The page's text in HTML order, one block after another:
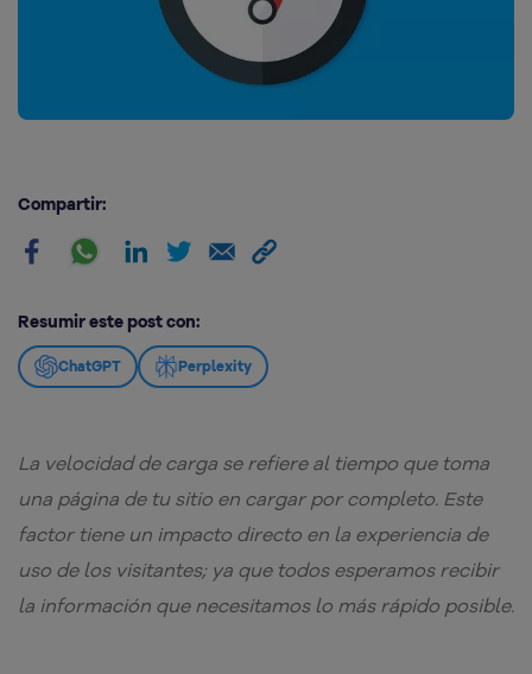
Compartir:
Resumir este post con:
ChatGPT Perplexity
La velocidad de carga se refiere al tiempo que toma
una página de tu sitio en cargar por completo. Este
factor tiene un impacto directo en la experiencia de
uso de los visitantes; ya que todos esperamos recibir
la información que necesitamos lo más rápido posible.